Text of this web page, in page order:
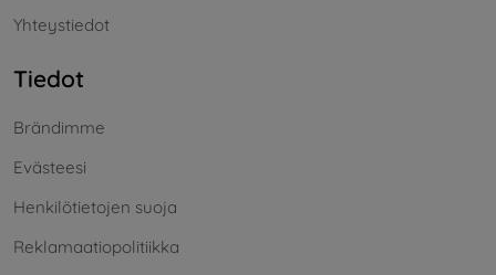
Yhteystiedot
Tiedot
Brändimme
Evästeesi
Henkilötietojen suoja
Reklamaatiopolitiikka